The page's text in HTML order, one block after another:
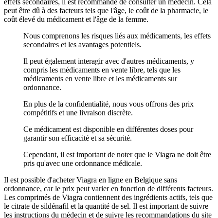
peut être dû à des facteurs tels que l'âge, le coût de la pharmacie, le
coût élevé du médicament et l'âge de la femme.
Nous comprenons les risques liés aux médicaments, les effets
secondaires et les avantages potentiels.
Il peut également interagir avec d'autres médicaments, y
compris les médicaments en vente libre, tels que les
médicaments en vente libre et les médicaments sur
ordonnance.
En plus de la confidentialité, nous vous offrons des prix
compétitifs et une livraison discrète.
Ce médicament est disponible en différentes doses pour
garantir son efficacité et sa sécurité.
Cependant, il est important de noter que le Viagra ne doit être
pris qu'avec une ordonnance médicale.
Il est possible d'acheter Viagra en ligne en Belgique sans
ordonnance, car le prix peut varier en fonction de différents facteurs.
Les comprimés de Viagra contiennent des ingrédients actifs, tels que
le citrate de sildénafil et la quantité de sel. Il est important de suivre
les instructions du médecin et de suivre les recommandations du site